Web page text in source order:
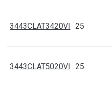
3443CLAT3420VI 25
3443CLAT5020VI 25